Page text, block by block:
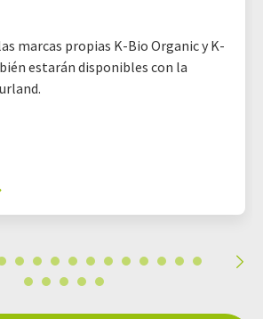
marcas propias K-Bio Organic y K-
estarán disponibles con la